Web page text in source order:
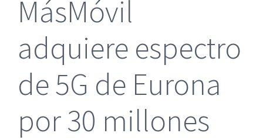
MásMóvil
adquiere espectro
de 5G de Eurona
por 30 millones